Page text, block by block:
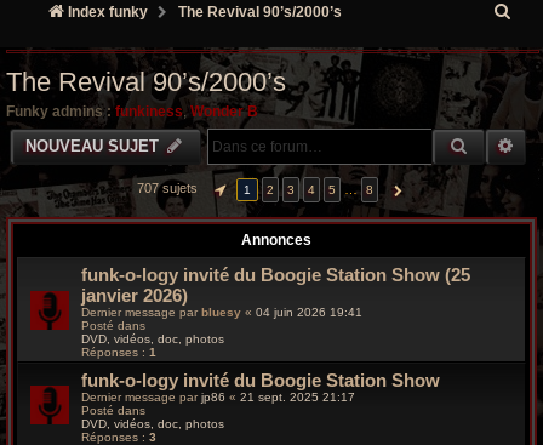
Index funky The Revival 90’s/2000’s
e
h
r
g
The Revival 90’s/2000’s
Funky admins : funkiness, Wonder B
NOUVEAU SUJET
707 sujets PAGE SUR8
1 2 3 4 5 … 8 SUIVANTE
Annonces
funk-o-logy invité du Boogie Station Show (25
janvier 2026)
Dernier message par bluesy « 04 juin 2026 19:41
Posté dans
DVD, vidéos, doc, photos
Réponses : 1
funk-o-logy invité du Boogie Station Show
Dernier message parjp86 « 21 sept. 2025 21:17
Posté dans
DVD, vidéos, doc, photos
Réponses : 3